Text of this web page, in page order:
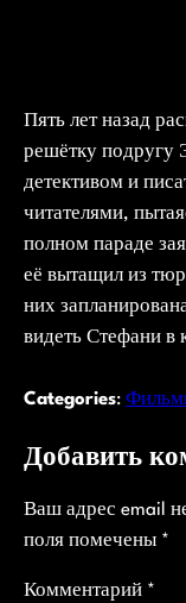
Пять лет назад
решётку подругу
детективом и
читателями,
полном параде
её вытащил из
них
видеть Стефани в
Categories:
Добавить
Ваш адрес email
поля помечены *
Комментарий *